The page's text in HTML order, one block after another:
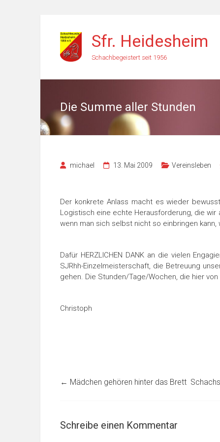
springen
Sfr. Heidesheim
Schachbegeistert seit 1956
Die Summe aller Stunden
michael 13. Mai 2009 Vereinsleben
Der konkrete Anlass macht es wieder
Logistisch eine echte Herausforderung, die wir
wenn man sich selbst nicht so einbringen
Dafür HERZLICHEN DANK an die vielen
SJRhh-Einzelmeisterschaft, die Betreuung
gehen. Die Stunden/Tage/Wochen, die hier
Christoph
← Mädchen gehören hinter das Brett 
Schreibe einen Kommentar